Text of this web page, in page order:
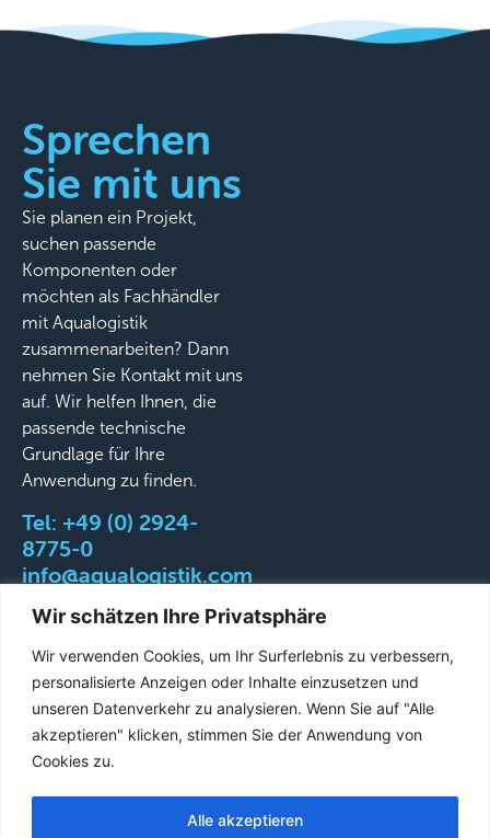
Wir schätzen Ihre Privatsphäre
Wir verwenden Cookies, um Ihr Surferlebnis zu verbessern,
personalisierte Anzeigen oder Inhalte einzusetzen und
unseren Datenverkehr zu analysieren. Wenn Sie auf "Alle
akzeptieren" klicken, stimmen Sie der Anwendung von
Cookies zu.
Alle akzeptieren
Sprechen
Sie mit uns
Sie planen ein Projekt,
suchen passende
Komponenten oder
möchten als Fachhändler
mit Aqualogistik
zusammenarbeiten? Dann
nehmen Sie Kontakt mit uns
auf. Wir helfen Ihnen, die
passende technische
Grundlage für Ihre
Anwendung zu finden.
Tel: +49 (0) 2924-
8775-0
info@aqualogistik.com
©
2026
Aqualogistik.
AGB Impressum Datenschutz
Liefer-&
Versandbedingungen